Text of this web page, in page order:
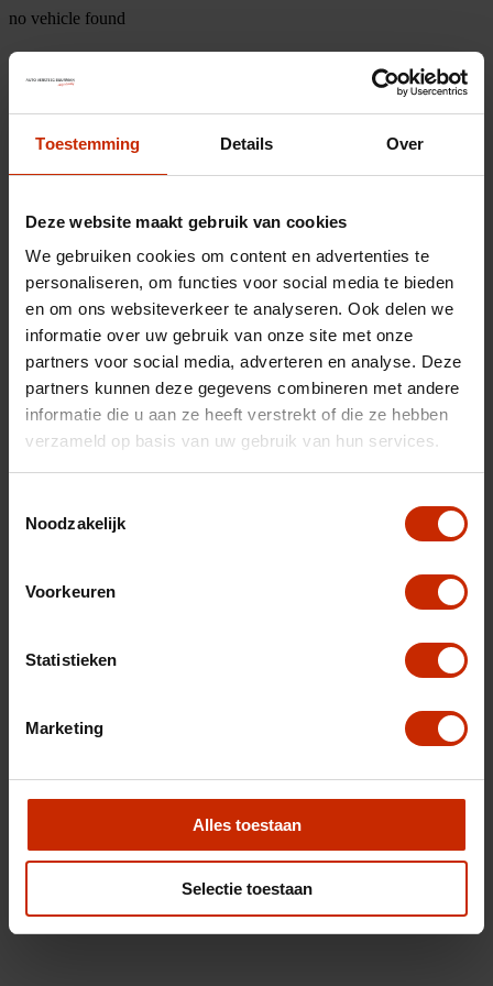
Toestemming Details Over
Deze website maakt gebruik van cookies
We gebruiken cookies om content en advertenties te
personaliseren, om functies voor social media te bieden
en om ons websiteverkeer te analyseren. Ook delen we
informatie over uw gebruik van onze site met onze
partners voor social media, adverteren en analyse. Deze
partners kunnen deze gegevens combineren met andere
informatie die u aan ze heeft verstrekt of die ze hebben
verzameld op basis van uw gebruik van hun services.
Noodzakelijk
Voorkeuren
Statistieken
Marketing
Alles toestaan
Selectie toestaan
no vehicle found